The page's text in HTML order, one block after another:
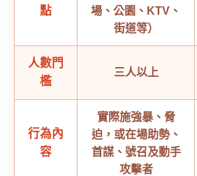
點
場、公園、KTV、
街道等）
人數門
檻
三人以上
行為內
容
實際施強暴、脅
迫，或在場助勢、
首謀、號召及動手
攻擊者